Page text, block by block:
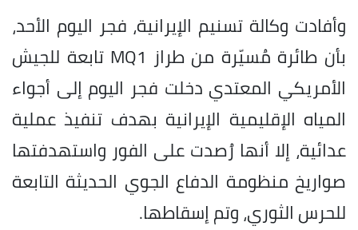
وأفادت وكالة تسنيم الإيرانية، فجر اليوم الأحد،
بأن طائرة مُسيّرة من طراز MQ1 تابعة للجيش
الأمريكي المعتدي دخلت فجر اليوم إلى أجواء
المياه الإقليمية الإيرانية بهدف تنفيذ عملية
عدائية، إلا أنها رُصدت على الفور واستهدفتها
صواريخ منظومة الدفاع الجوي الحديثة التابعة
للحرس الثوري، وتم إسقاطها.